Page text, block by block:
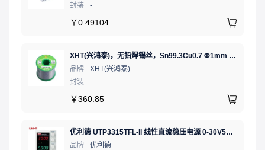
封装
-
￥0.49104
XHT(兴鸿泰)，无铅焊锡丝，Sn99.3Cu0.7 Φ1mm 750G，环保锡线， 免洗焊锡丝/锡线,1卷
品牌
XHT(兴鸿泰)
封装
-
￥360.85
优利德 UTP3315TFL-II 线性直流稳压电源 0-30V5A 低噪声高精度实验电源
品牌
优利德